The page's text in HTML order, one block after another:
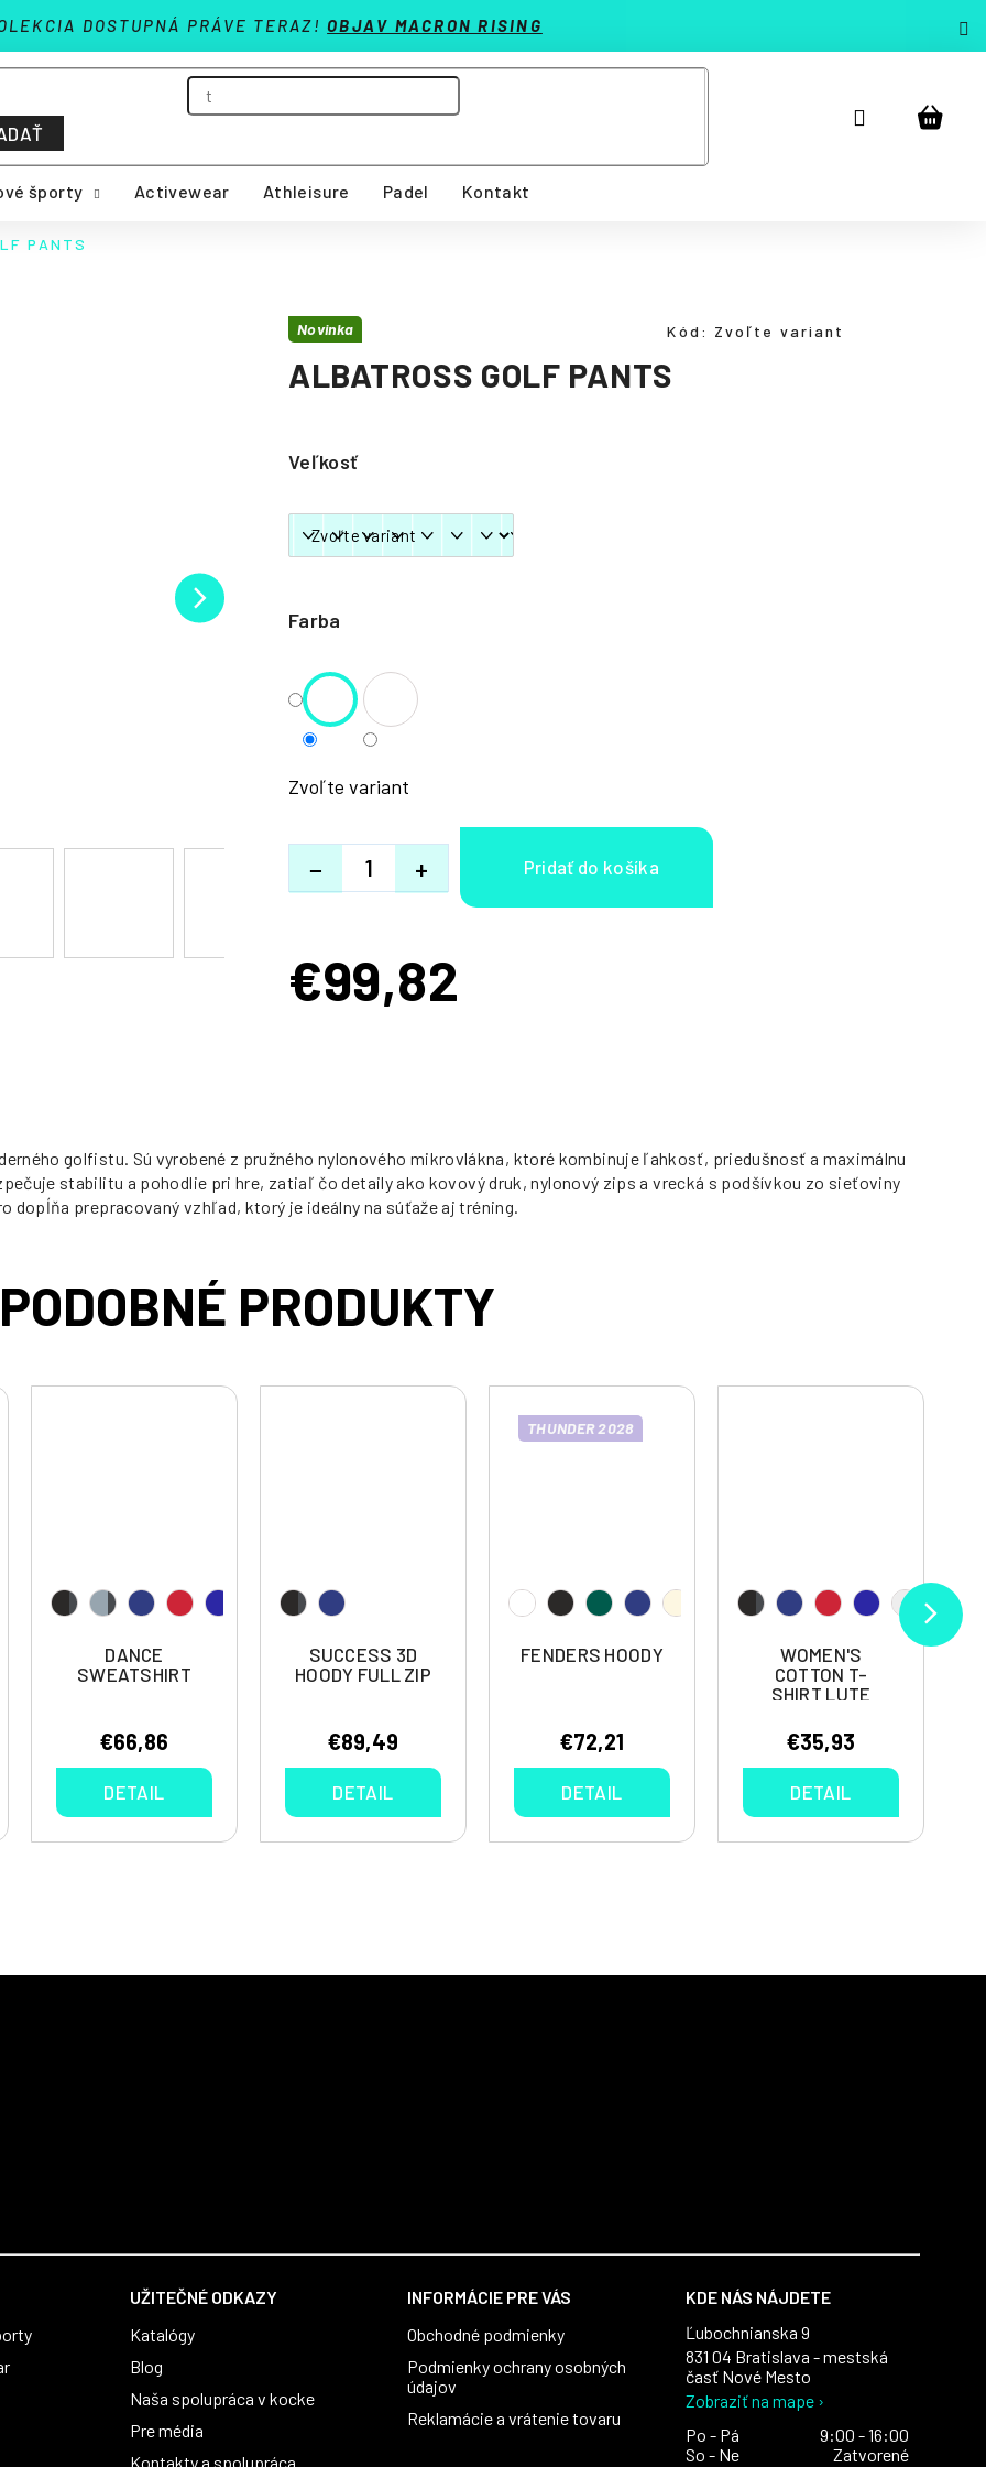
DOSTUPNÁ PRÁVE TERAZ!OBJAV MACRON RISING
Prihlásenie
športy Activewear Athleisure Padel Kontakt
PANTS
ALBATROSS GOLF PANTS
Farba
Veľkosť
Zvoľte variant
+
−
Novinka Kód: Zvoľte variant
€99,82
Jednotková
golfistu. Sú vyrobené z pružného nylonového mikrovlákna, ktoré kombinuje ľahkosť, priedušnosť a maximálnu
stabilitu a pohodlie pri hre, zatiaľ čo detaily ako kovový druk, nylonový zips a vrecká s podšívkou zo sieťoviny
prepracovaný vzhľad, ktorý je ideálny na súťaže aj tréning.
DANCE
SWEATSHIRT
€66,86
DETAIL
SUCCESS 3D
HOODY FULL ZIP
€89,49
DETAIL
THUNDER 2028
FENDERS HOODY
€72,21
DETAIL
WOMEN'S
COTTON T-
SHIRT LUTE
€35,93
DETAIL
UŽITEČNÉ ODKAZY
Katalógy
Blog
Naša spolupráca v kocke
Pre média
Kontakty a spolupráca
INFORMÁCIE PRE VÁS
Obchodné podmienky
Podmienky ochrany osobných
údajov
Reklamácie a vrátenie tovaru
KDE NÁS NÁJDETE
Ľubochnianska 9
831 04 Bratislava - mestská
časť Nové Mesto
Zobraziť na mape ›
Po - Pá
9:00 - 16:00
So - Ne
Zatvorené